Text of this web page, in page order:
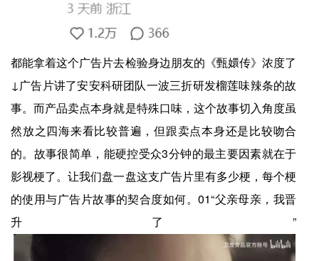
都能拿着这个广告片去检验身边朋友的《甄嬛传》浓度了
↓广告片讲了安安科研团队一波三折研发榴莲味辣条的故
事。而产品卖点本身就是特殊口味，这个故事切入角度虽
然放之四海来看比较普遍，但跟卖点本身还是比较吻合
的。故事很简单，能硬控受众3分钟的最主要因素就在于
影视梗了。让我们盘一盘这支广告片里有多少梗，每个梗
的使用与广告片故事的契合度如何。01“父亲母亲，我晋
升了”